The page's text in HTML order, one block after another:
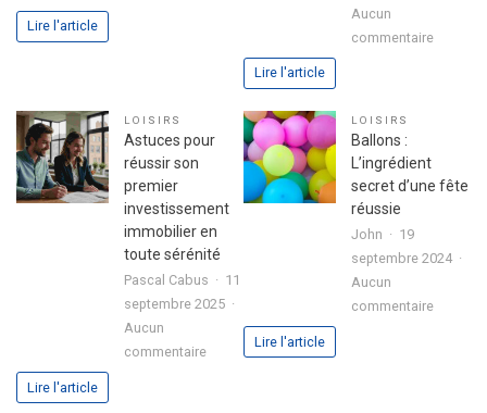
exprimer
passion
lettre
de
motivation
Lire l'article
Aucun
commentairesur
avec
chicken
Lire l'article
LOISIRS
Astuces pour
réussir son
premier
investissement
immobilier en
toute sérénité
Pascal Cabus
11
septembre 2025
Aucun
commentairesur
Lire l'article
LOISIRS
Ballons :
L’ingrédient
secret d’une fête
réussie
John
19
septembre 2024
Aucun
commentairesur
Lire l'article